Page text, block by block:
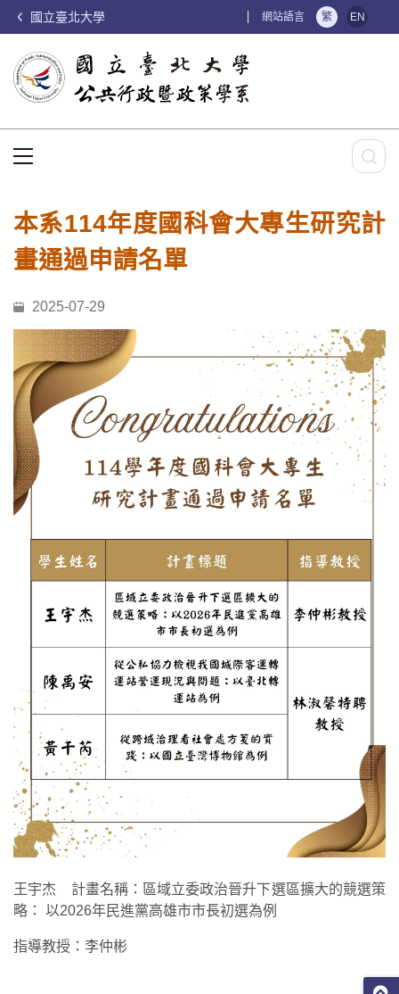
國立臺北大學 網站語言 繁 EN
本系114年度國科會大專生研究計
畫通過申請名單
2025-07-29
王宇杰 計畫名稱：區域立委政治晉升下選區擴大的競選策
略： 以2026年民進黨高雄市市長初選為例
指導教授：李仲彬